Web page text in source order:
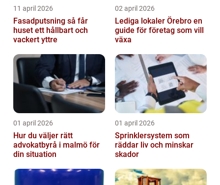
11 april 2026
Fasadputsning så får
huset ett hållbart och
vackert yttre
02 april 2026
Lediga lokaler Örebro en
guide för företag som vill
växa
01 april 2026
Hur du väljer rätt
advokatbyrå i malmö för
din situation
01 april 2026
Sprinklersystem som
räddar liv och minskar
skador